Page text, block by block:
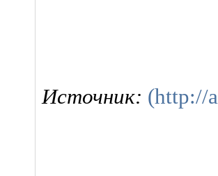
Источник: (http://